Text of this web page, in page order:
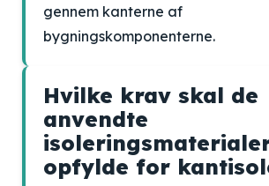
gennem kanterne af
bygningskomponenterne.
Hvilke krav skal de
anvendte
opfylde for